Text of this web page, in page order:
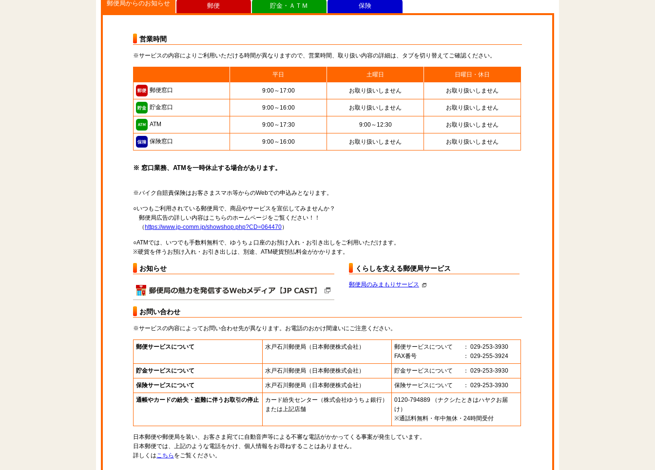
郵便局からのお知らせ
営業時間
※サービスの内容によりご利用いただける時間が異なりますので、営業時間、取り扱い内容の詳細は、タブを切り替えてご確認ください。
平日 土曜日 日曜日・休日
郵便窓口 9:00～17:00 お取り扱いしません お取り扱いしません
貯金窓口 9:00～16:00 お取り扱いしません お取り扱いしません
ATM 9:00～17:30 9:00～12:30 お取り扱いしません
保険窓口 9:00～16:00 お取り扱いしません お取り扱いしません
※ 窓口業務、ATMを一時休止する場合があります。
※バイク自賠責保険はお客さまスマホ等からのWebでの申込みとなります。
○いつもご利用されている郵便局で、商品やサービスを宣伝してみませんか？
郵便局広告の詳しい内容はこちらのホームページをご覧ください！！
（ https://www.jp-comm.jp/showshop.php?CD=064470）
○ATMでは、いつでも手数料無料で、ゆうちょ口座のお預け入れ・お引き出しをご利用いただけます。
※硬貨を伴うお預け入れ・お引き出しは、別途、ATM硬貨預払料金がかかります。
お知らせ くらしを支える郵便局サービス
郵便局のみまもりサービス
お問い合わせ
※サービスの内容によってお問い合わせ先が異なります。お電話のおかけ間違いにご注意ください。
郵便サービスについて 水戸石川郵便局 （日本郵便株式会社） 郵便サービスについて
： 029-253-3930
FAX番号
： 029-255-3924
貯金サービスについて 水戸石川郵便局 （日本郵便株式会社） 貯金サービスについて ： 029-253-3930
保険サービスについて 水戸石川郵便局 （日本郵便株式会社） 保険サービスについて ： 029-253-3930
通帳やカードの紛失・盗難に伴うお取引の停止 カード紛失センター （株式会社ゆうちょ銀行）
または上記店舗
0120-794889 （ナクシたときはハヤクお届
け）
※通話料無料・年中無休・24時間受付
日本郵便や郵便局を装い、お客さま宛てに自動音声等による不審な電話がかかってくる事案が発生しています。
日本郵便では、上記のような電話をかけ、個人情報をお尋ねすることはありません。
詳しくはこちら をご覧ください。
郵便 貯金・ＡＴＭ 保険